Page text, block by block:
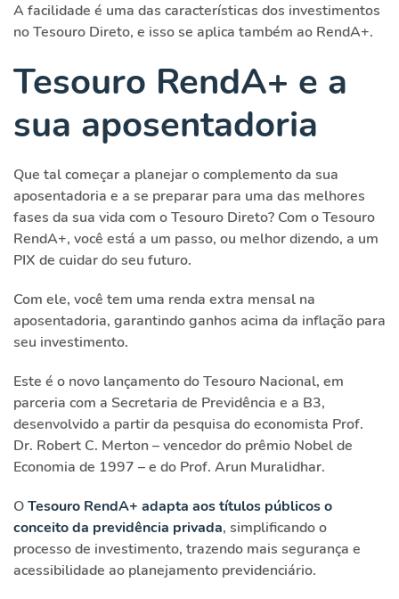
A facilidade é uma das características dos investimentos
no Tesouro Direto, e isso se aplica também ao RendA+.
Tesouro RendA+ e a
sua aposentadoria
Que tal começar a planejar o complemento da sua
aposentadoria e a se preparar para uma das melhores
fases da sua vida com o Tesouro Direto? Com o Tesouro
RendA+, você está a um passo, ou melhor dizendo, a um
PIX de cuidar do seu futuro.
Com ele, você tem uma renda extra mensal na
aposentadoria, garantindo ganhos acima da inflação para
seu investimento.
Este é o novo lançamento do Tesouro Nacional, em
parceria com a Secretaria de Previdência e a B3,
desenvolvido a partir da pesquisa do economista Prof.
Dr. Robert C. Merton – vencedor do prêmio Nobel de
Economia de 1997 – e do Prof. Arun Muralidhar.
OTesouro RendA+ adapta aos títulos públicos o
conceito da previdência privada, simplificando o
processo de investimento, trazendo mais segurança e
acessibilidade ao planejamento previdenciário.